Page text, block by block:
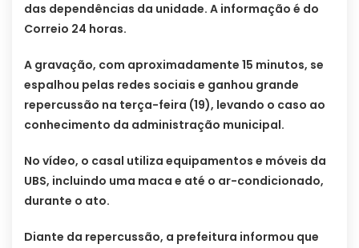
das dependências da unidade. A informação é do
Correio 24 horas.
A gravação, com aproximadamente 15 minutos, se
espalhou pelas redes sociais e ganhou grande
repercussão na terça-feira (19), levando o caso ao
conhecimento da administração municipal.
No vídeo, o casal utiliza equipamentos e móveis da
UBS, incluindo uma maca e até o ar-condicionado,
durante o ato.
Diante da repercussão, a prefeitura informou que